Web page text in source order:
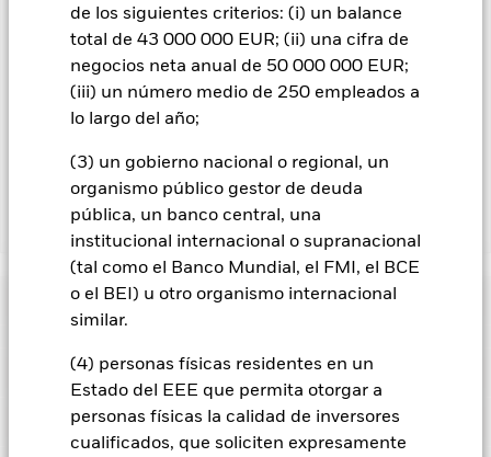
de los siguientes criterios: (i) un balance
total de 43 000 000 EUR; (ii) una cifra de
negocios neta anual de 50 000 000 EUR;
(iii) un número medio de 250 empleados a
lo largo del año;
(3) un gobierno nacional o regional, un
organismo público gestor de deuda
pública, un banco central, una
institucional internacional o supranacional
(tal como el Banco Mundial, el FMI, el BCE
o el BEI) u otro organismo internacional
similar.
(4) personas físicas residentes en un
Estado del EEE que permita otorgar a
personas físicas la calidad de inversores
cualificados, que soliciten expresamente
En la medida en que el Fondo opere en préstamos de valores
para reducir los gastos, el propio Fondo percibirá el 62,5% de
los ingresos asociadas que se generen, y el 37,5% restante se
recibirá por BlackRock en calidad de agente de préstamo de
valores. Debido a que el reparto de los ingresos por préstamos
Fondo, esto ha quedado excluido de los gastos corrientes.
BGF Global Government Bond Fund
Rentabilidad
Gráfico de rendimiento
Ver gráfico completo
impagos de los emisores tendrán un impacto significativo en
la rentabilidad de los títulos de renta fija. Los valores
sensibles a estos riesgos que los valores de renta fija con
Datos clave
Activos netos del Fondo USD 770.487.178
Características del Fondo